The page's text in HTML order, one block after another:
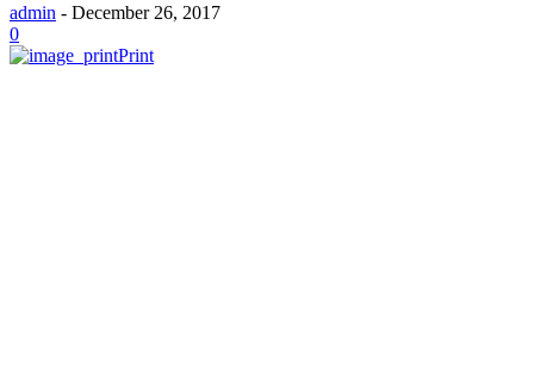
admin - December 26, 2017
0
Print